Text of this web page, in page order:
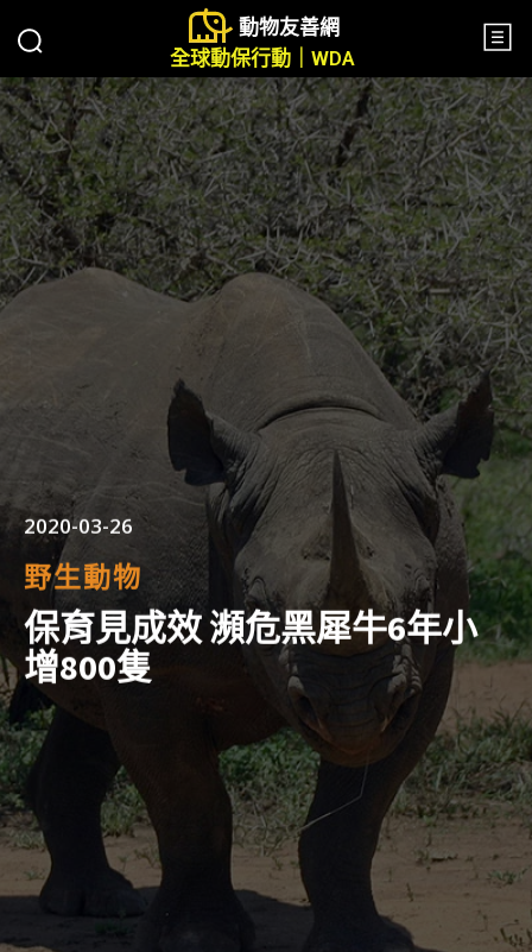
動物友善網
全球動保行動｜WDA
2020-03-26
野生動物
保育見成效 瀕危黑犀牛6年小
增800隻